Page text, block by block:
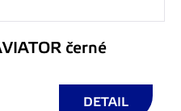
černé
DETAIL